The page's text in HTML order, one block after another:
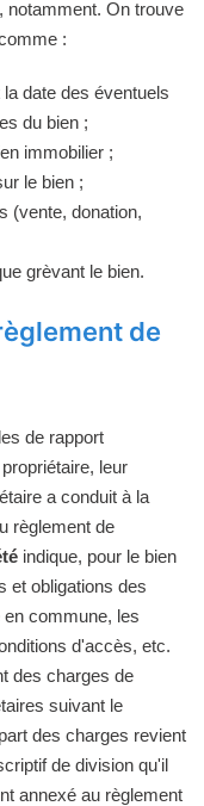
notamment. On trouve
:
date des éventuels
du bien ;
immobilier ;
le bien ;
(vente, donation,
grèvant le bien.
de
de rapport
leur
a conduit à la
règlement de
indique, pour le bien
et obligations des
commune, les
d'accès, etc.
des charges de
suivant le
des charges revient
de division qu'il
annexé au règlement